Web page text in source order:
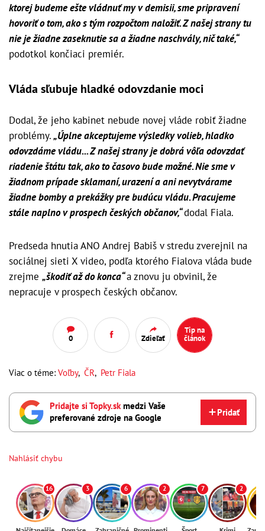
ktorej budeme ešte vládnuť my v demisii, sme pripravení
hovoriť o tom, ako s tým rozpočtom naložiť. Z našej strany tu
nie je žiadne zaseknutie sa a žiadne naschvály, nič také,“
podotkol končiaci premiér.
Vláda sľubuje hladké odovzdanie moci
Dodal, že jeho kabinet nebude novej vláde robiť žiadne
problémy.„Úplne akceptujeme výsledky volieb, hladko
odovzdáme vládu... Z našej strany je dobrá vôľa odovzdať
riadenie štátu tak, ako to časovo bude možné. Nie sme v
žiadnom prípade sklamaní, urazení a ani nevytvárame
žiadne bomby a prekážky pre budúcu vládu. Pracujeme
stále naplno v prospech českých občanov,“dodal Fiala.
Predseda hnutia ANO Andrej Babiš v stredu zverejnil na
sociálnej sieti X video, podľa ktorého Fialova vláda bude
zrejme „škodiť až do konca“a znovu ju obvinil, že
nepracuje v prospech českých občanov.
0 Zdieľať
Tip na
článok
Viac o téme: Voľby, ČR, Petr Fiala
Pridajte si Topky.skmedzi Vaše
preferované zdroje na Google
Pridať
Nahlásiť chybu
16 3 6 2 7 2